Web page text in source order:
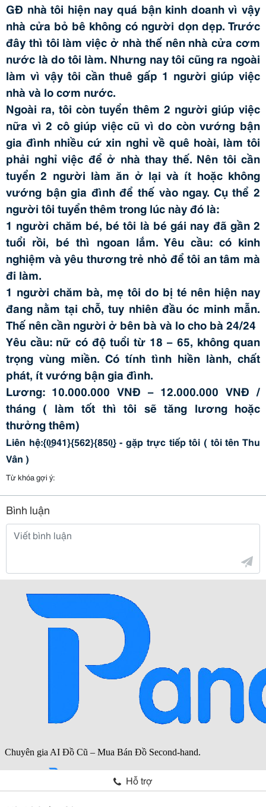
GĐ nhà tôi hiện nay quá bận kinh doanh vì vậy
nhà cửa bỏ bê không có người dọn dẹp. Trước
đây thì tôi làm việc ở nhà thế nên nhà cửa cơm
nước là do tôi làm. Nhưng nay tôi cũng ra ngoài
làm vì vậy tôi cần thuê gấp 1 người giúp việc
nhà và lo cơm nước.
Ngoài ra, tôi còn tuyển thêm 2 người giúp việc
nữa vì 2 cô giúp việc cũ vì do còn vướng bận
gia đình nhiều cứ xin nghỉ về quê hoài, làm tôi
phải nghỉ việc để ở nhà thay thế. Nên tôi cần
tuyển 2 người làm ăn ở lại và ít hoặc không
vướng bận gia đình để thế vào ngay. Cụ thể 2
người tôi tuyển thêm trong lúc này đó là:
1 người chăm bé, bé tôi là bé gái nay đã gần 2
tuổi rồi, bé thì ngoan lắm. Yêu cầu: có kinh
nghiệm và yêu thương trẻ nhỏ để tôi an tâm mà
đi làm.
1 người chăm bà, mẹ tôi do bị té nên hiện nay
đang nằm tại chỗ, tuy nhiên đầu óc minh mẫn.
Thế nên cần người ở bên bà và lo cho bà 24/24
Yêu cầu: nữ có độ tuổi từ 18 – 65, không quan
trọng vùng miền. Có tính tình hiền lành, chất
phát, ít vướng bận gia đình.
Lương: 10.000.000 VNĐ – 12.000.000 VNĐ /
tháng ( làm tốt thì tôi sẽ tăng lương hoặc
thưởng thêm)
Liên hệ:{0̲941}{562}{850̲} - gặp trực tiếp tôi ( tôi tên Thu
Vân )
Từ khóa gợi ý:
Bình luận
Hỗ trợ